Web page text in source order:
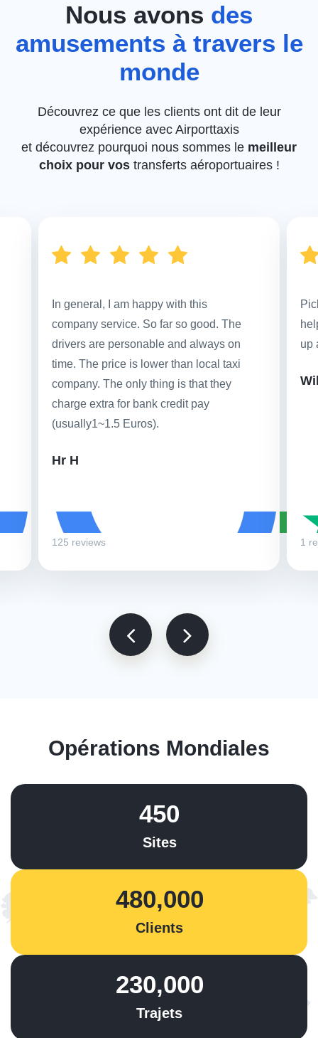
Nous avons des
amusements à travers le
monde
Découvrez ce que les clients ont dit de leur
expérience avec Airporttaxis
et découvrez pourquoi nous sommes le meilleur
choix pour vos transferts aéroportuaires !
In general, I am happy with this
company service. So far so good. The
drivers are personable and always on
time. The price is lower than local taxi
company. The only thing is that they
charge extra for bank credit pay
(usually1~1.5 Euros).
Hr H
125 reviews
up
1
Opérations Mondiales
450
Sites
480,000
Clients
230,000
Trajets